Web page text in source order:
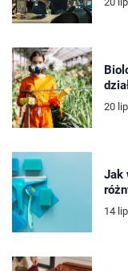
20
Jak
14